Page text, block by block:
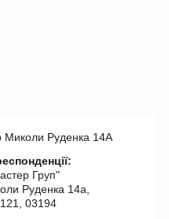
Миколи Руденка 14А
Груп"
Руденка 14а,
03194